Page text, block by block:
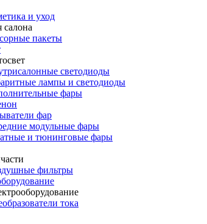
и уход
салона
пакеты
светодиоды
лампы и светодиоды
фары
фар
модульные фары
и тюнинговые фары
фильтры
тока